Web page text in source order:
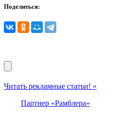
Поделиться:
Читать рекламные статьи! »
Партнер «Рамблера»